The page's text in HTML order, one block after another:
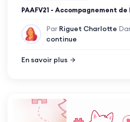
PAAFV21 - Accompagnement
Par Riguet Charlotte
continue
En savoir plus